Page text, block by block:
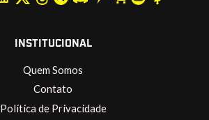
INSTITUCIONAL
Quem Somos
Contato
Política de Privacidade